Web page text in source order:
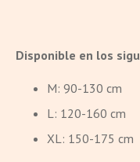
Disponible en los
M: 90-130 cm
L: 120-160 cm
XL: 150-175 cm